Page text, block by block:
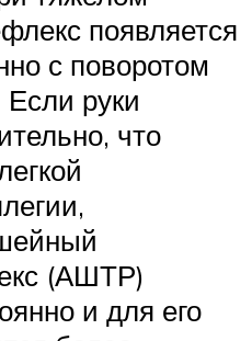
появляется
с поворотом
Если руки
что
(АШТР)
и для его